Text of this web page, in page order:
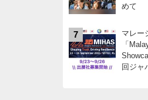
めて
7
マレー
「
回ジャ